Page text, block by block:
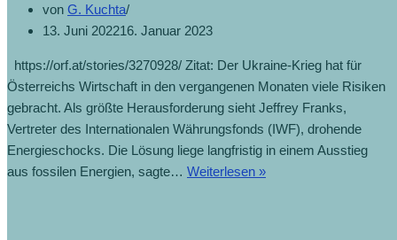
von G. Kuchta
13. Juni 202216. Januar 2023
https://orf.at/stories/3270928/ Zitat: Der Ukraine-Krieg hat für
Österreichs Wirtschaft in den vergangenen Monaten viele Risiken
gebracht. Als größte Herausforderung sieht Jeffrey Franks,
Vertreter des Internationalen Währungsfonds (IWF), drohende
Energieschocks. Die Lösung liege langfristig in einem Ausstieg
aus fossilen Energien, sagte… Weiterlesen »